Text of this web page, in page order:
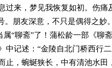
过来，梦见我恢复如初。伤痛
。朋友深意，不只是偶得之妙
属“聊斋”了！蒲松龄一部《聊
中记述：“金陵自北门桥西行
止，蜿蜒狭长，中有清池水田